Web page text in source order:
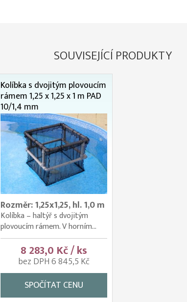
SOUVISEJÍCÍ PRODUKTY
Kolíbka s dvojitým plovoucím
rámem 1,25 x 1,25 x 1 m PAD
10/1,4 mm
Rozměr: 1,25x1,25, hl. 1,0 m
Kolíbka – haltýř s dvojitým
plovoucím rámem. V horním...
8 283,0 Kč / ks
bez DPH 6 845,5 Kč
SPOČÍTAT CENU